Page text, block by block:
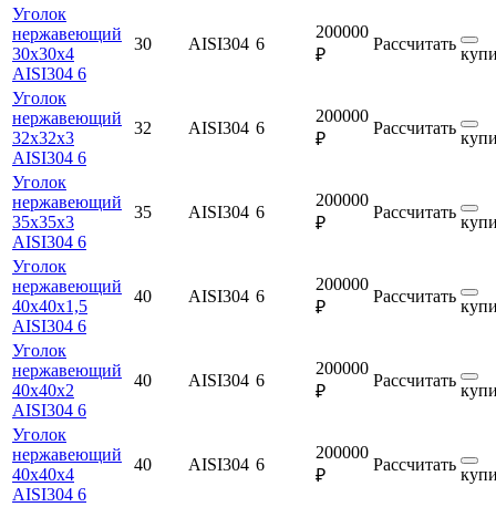
Уголок
нержавеющий
30х30х4
AISI304 6
30 AISI304 6
200000
₽
Рассчитать
Уголок
нержавеющий
32х32х3
AISI304 6
32 AISI304 6
200000
₽
Рассчитать
Уголок
нержавеющий
35х35х3
AISI304 6
35 AISI304 6
200000
₽
Рассчитать
Уголок
нержавеющий
40х40х1,5
AISI304 6
40 AISI304 6
200000
₽
Рассчитать
Уголок
нержавеющий
40х40х2
AISI304 6
40 AISI304 6
200000
₽
Рассчитать
Уголок
нержавеющий
40х40х4
AISI304 6
40 AISI304 6
200000
₽
Рассчитать